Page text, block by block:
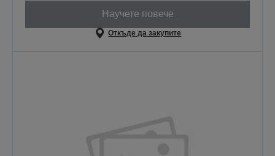
Научете повече
Откъде да закупите